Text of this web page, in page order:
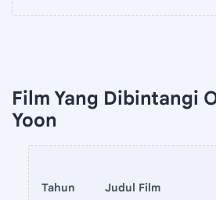
Film Yang Dibintangi
Yoon
Tahun Judul Film